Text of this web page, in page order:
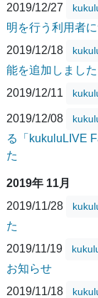
2019/12/27
明を行う利用者
2019/12/18
能を追加しました
2019/12/11
2019/12/08
る「kukuluLIVE
た
2019年 11月
2019/11/28
た
2019/11/19
お知らせ
2019/11/18